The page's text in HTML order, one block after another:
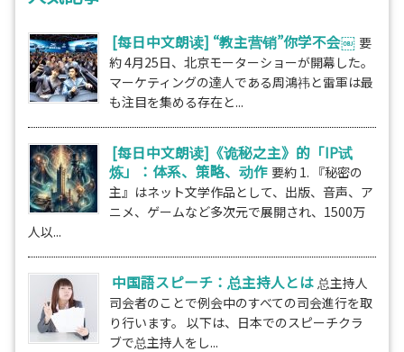
[每日中文朗读] “教主营销”你学不会￼ 要
約 4月25日、北京モーターショーが開幕した。
マーケティングの達人である周鴻祎と雷軍は最
も注目を集める存在と...
[每日中文朗读]《诡秘之主》的「IP试
炼」：体系、策略、动作 要約 1. 『秘密の
主』はネット文学作品として、出版、音声、ア
ニメ、ゲームなど多次元で展開され、1500万
人以...
中国語スピーチ：总主持人とは 总主持人
司会者のことで例会中のすべての司会進行を取
り行います。 以下は、日本でのスピーチクラ
ブで总主持人をし...